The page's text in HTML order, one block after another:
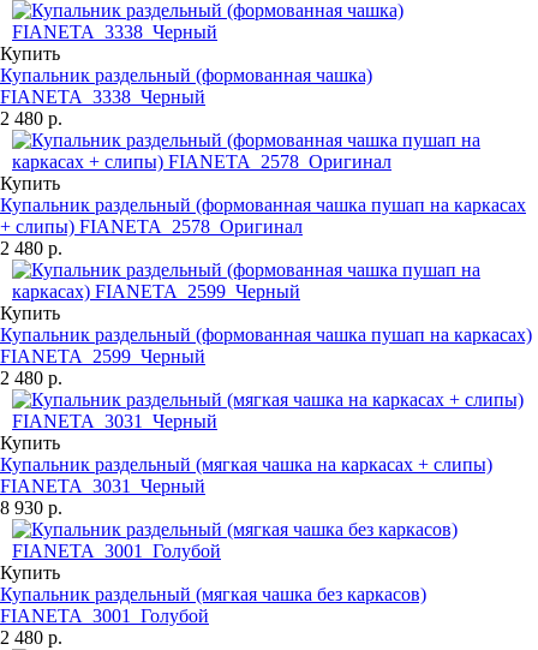
Купить
Купальник раздельный (формованная чашка)
FIANETA_3338_Черный
2 480 р.
Купить
Купальник раздельный (формованная чашка пушап на каркасах
+ слипы) FIANETA_2578_Оригинал
2 480 р.
Купить
Купальник раздельный (формованная чашка пушап на каркасах)
FIANETA_2599_Черный
2 480 р.
Купить
Купальник раздельный (мягкая чашка на каркасах + слипы)
FIANETA_3031_Черный
8 930 р.
Купить
Купальник раздельный (мягкая чашка без каркасов)
FIANETA_3001_Голубой
2 480 р.